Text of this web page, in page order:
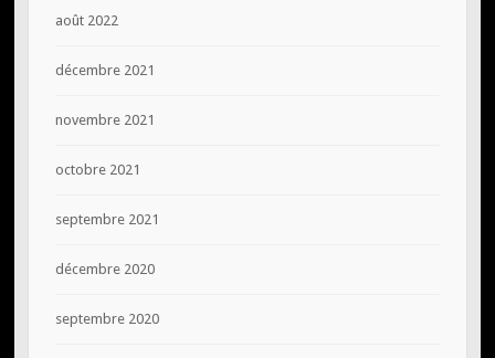
août 2022
décembre 2021
novembre 2021
octobre 2021
septembre 2021
décembre 2020
septembre 2020